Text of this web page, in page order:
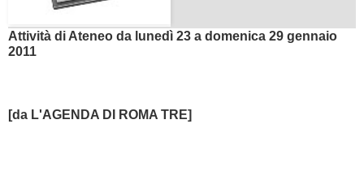
Attività di Ateneo da lunedì 23 a domenica 29 gennaio
2011
[da L'AGENDA DI ROMA TRE]